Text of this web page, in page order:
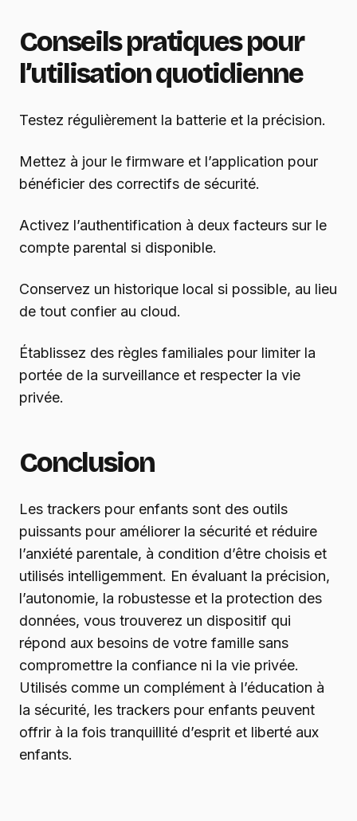
Conseils pratiques pour
l’utilisation quotidienne
Testez régulièrement la batterie et la précision.
Mettez à jour le firmware et l’application pour
bénéficier des correctifs de sécurité.
Activez l’authentification à deux facteurs sur le
compte parental si disponible.
Conservez un historique local si possible, au lieu
de tout confier au cloud.
Établissez des règles familiales pour limiter la
portée de la surveillance et respecter la vie
privée.
Conclusion
Les trackers pour enfants sont des outils
puissants pour améliorer la sécurité et réduire
l’anxiété parentale, à condition d’être choisis et
utilisés intelligemment. En évaluant la précision,
l’autonomie, la robustesse et la protection des
données, vous trouverez un dispositif qui
répond aux besoins de votre famille sans
compromettre la confiance ni la vie privée.
Utilisés comme un complément à l’éducation à
la sécurité, les trackers pour enfants peuvent
offrir à la fois tranquillité d’esprit et liberté aux
enfants.